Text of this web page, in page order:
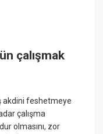
çalışmak
akdini feshetmeye
çalışma
olmasını, zor